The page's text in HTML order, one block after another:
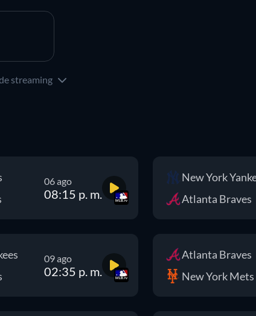
streaming
06 ago
08:15 p. m.
New York
Atlanta Braves
09 ago
02:35 p. m.
Atlanta Braves
New York Mets